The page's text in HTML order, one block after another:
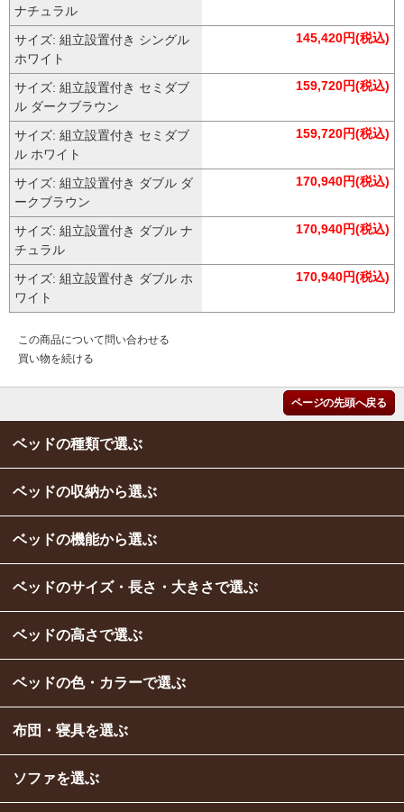
ナチュラル
サイズ: 組立設置付き シングル
ホワイト
145,420円(税込)
サイズ: 組立設置付き セミダブ
ル ダークブラウン
159,720円(税込)
サイズ: 組立設置付き セミダブ
ル ホワイト
159,720円(税込)
サイズ: 組立設置付き ダブル ダ
ークブラウン
170,940円(税込)
サイズ: 組立設置付き ダブル ナ
チュラル
170,940円(税込)
サイズ: 組立設置付き ダブル ホ
ワイト
170,940円(税込)
この商品について問い合わせる
買い物を続ける
ページの先頭へ戻る
ベッドの種類で選ぶ
ベッドの収納から選ぶ
ベッドの機能から選ぶ
ベッドのサイズ・長さ・大きさで選ぶ
ベッドの高さで選ぶ
ベッドの色・カラーで選ぶ
布団・寝具を選ぶ
ソファを選ぶ